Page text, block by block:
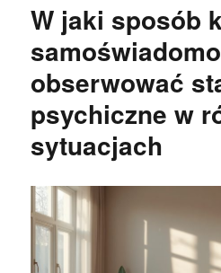
W jaki sposób
obserwować
psychiczne w
sytuacjach